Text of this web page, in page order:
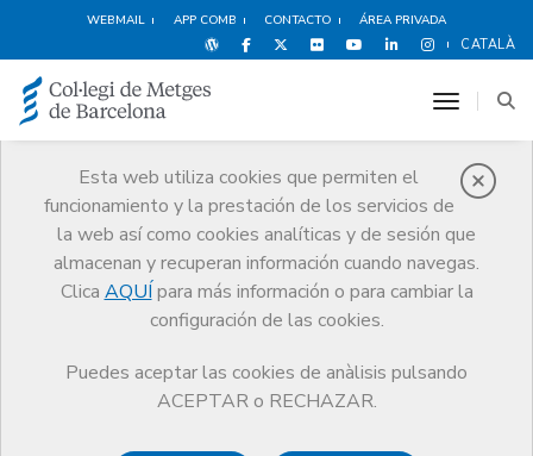
WEBMAIL APP COMB CONTACTO ÁREA PRIVADA
CATALÀ
Esta web utiliza cookies que permiten el
funcionamiento y la prestación de los servicios de
la web así como cookies analíticas y de sesión que
almacenan y recuperan información cuando navegas.
Clica AQUÍ para más información o para cambiar la
configuración de las cookies.
Puedes aceptar las cookies de anàlisis pulsando
ACEPTAR o RECHAZAR.
toggle
Premios
El CoMB Guardonat Edició 2025
Guardonat Edició 2025